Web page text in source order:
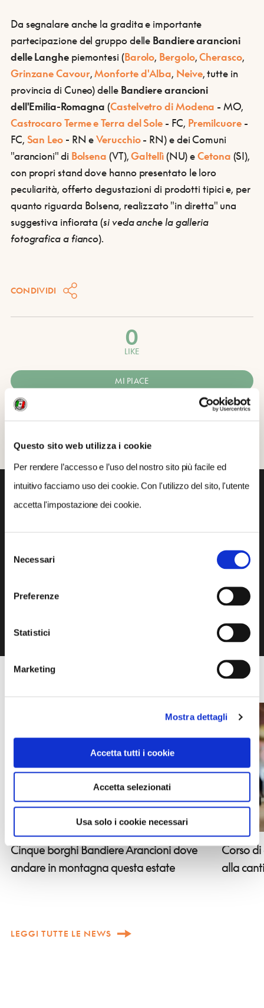
Questo sito web utilizza i cookie
Per rendere l’accesso e l’uso del nostro sito più facile ed
intuitivo facciamo uso dei cookie. Con l'utilizzo del sito, l'utente
accetta l'impostazione dei cookie.
delNecessari
Preferenze
Statistici
Marketing
Mostra dettagli
Accetta tutti i cookie
Accetta selezionati
Usa solo i cookie necessari
Da segnalare anche la gradita e importante
partecipazione del gruppo delle Bandiere arancioni
delle Langhepiemontesi (Barolo, Bergolo,Cherasco,
Grinzane Cavour,Monforte d'Alba, Neive, tutte in
provincia di Cuneo) delle Bandiere arancioni
dell'Emilia-Romagna(Castelvetro di Modena - MO,
Castrocaro Terme e Terra del Sole - FC, Premilcuore-
FC, San Leo- RN eVerucchio- RN) e dei Comuni
"arancioni" di Bolsena (VT),Galtellì(NU) eCetona (SI),
con propri stand dove hanno presentato le loro
peculiarità, offerto degustazioni di prodotti tipici e, per
quanto riguarda Bolsena, realizzato "in diretta" una
suggestiva infiorata (si veda anche la galleria
fotografica a fianco).
CONDIVIDI
0
LIKE
MI PIACE
GALLERIA FOTOGRAFICA
Visitatori allo stand del Touring Club Italiano
Cinque borghi Bandiere Arancioni dove
andare in montagna questa estate
Corso
alla
LEGGI TUTTE LE NEWS